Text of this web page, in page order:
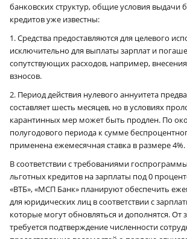
банковских структур, общие условия выдачи
кредитов уже известны:
1. Средства предоставляются для целевого
исключительно для выплаты зарплат и
сопутствующих расходов, например,
взносов.
2. Период действия нулевого аннуитета
составляет шесть месяцев, но в условиях
карантинных мер может быть продлен. По
полугодового периода к сумме
применена ежемесячная ставка в размере 4%.
В соответствии с требованиями
льготных кредитов на зарплаты под 0
«ВТБ», «МСП Банк» планируют обеспечить
для юридических лиц в соответствии с
которые могут обновляться и дополнятся.
требуется подтверждение численности